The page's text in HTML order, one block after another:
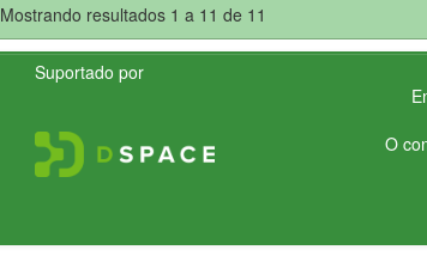
Mostrando resultados 1 a 11 de 11
Suportado por
O